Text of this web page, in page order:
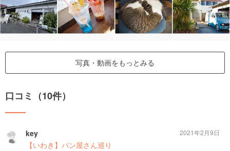
写真・動画をもっとみる
口コミ（10件）
key
【いわき】パン屋さん巡り
2021年2月9日